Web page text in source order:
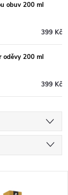
obuv 200 ml
399 Kč
oděvy 200 ml
399 Kč